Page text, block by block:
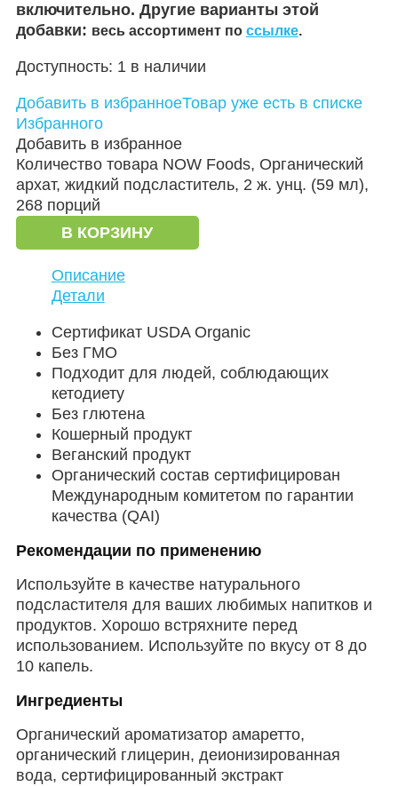
включительно. Другие варианты этой
добавки: весь ассортимент по ссылке.
Доступность: 1 в наличии
Добавить в избранноеТовар уже есть в списке
Избранного
Добавить в избранное
Количество товара NOW Foods, Органический
архат, жидкий подсластитель, 2 ж. унц. (59 мл),
268 порций
В КОРЗИНУ
Описание
Детали
Сертификат USDA Organic
Без ГМО
Подходит для людей, соблюдающих
кетодиету
Без глютена
Кошерный продукт
Веганский продукт
Органический состав сертифицирован
Международным комитетом по гарантии
качества (QAI)
Рекомендации по применению
Используйте в качестве натурального
подсластителя для ваших любимых напитков и
продуктов. Хорошо встряхните перед
использованием. Используйте по вкусу от 8 до
10 капель.
Ингредиенты
Органический ароматизатор амаретто,
органический глицерин, деионизированная
вода, сертифицированный экстракт